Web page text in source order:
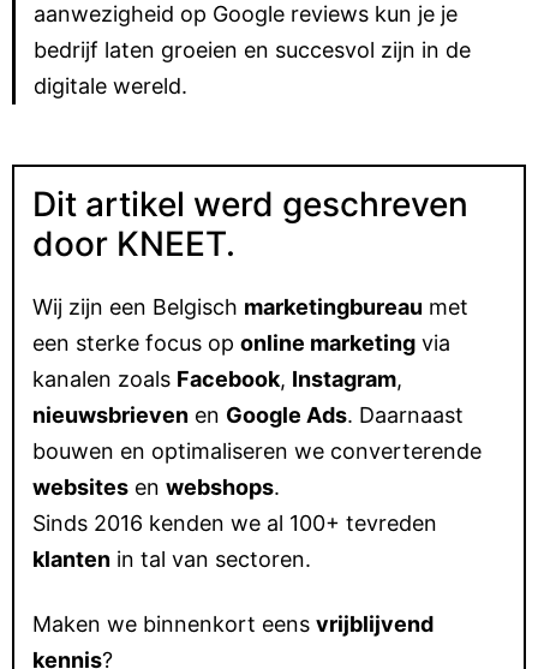
aanwezigheid op Google reviews kun je je
bedrijf laten groeien en succesvol zijn in de
digitale wereld.
Dit artikel werd geschreven
door KNEET.
Wij zijn een Belgisch marketingbureau met
een sterke focus op online marketing via
kanalen zoals Facebook, Instagram,
nieuwsbrieven en Google Ads. Daarnaast
bouwen en optimaliseren we converterende
websites en webshops.
Sinds 2016 kenden we al 100+ tevreden
klanten in tal van sectoren.
Maken we binnenkort eens vrijblijvend
kennis?